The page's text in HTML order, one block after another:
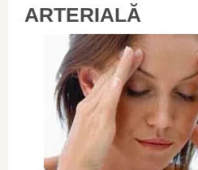
ARTERIALĂ